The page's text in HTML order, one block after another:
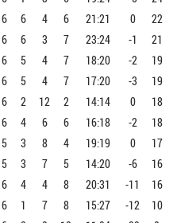
6 4 6 21:21 0
22
6 3 7 23:24 -1
21
5 4 7 18:20 -2
19
5 4 7 17:20 -3
19
2 12 2 14:14 0
18
4 6 6 16:18 -2
18
3 8 4 19:19 0
17
3 7 5 14:20 -6
16
4 4 8 20:31 -11
16
1 7 8 15:27 -12
10